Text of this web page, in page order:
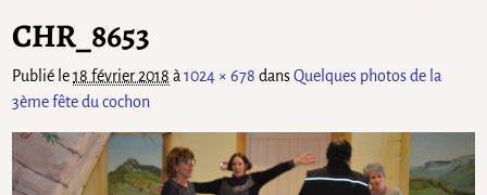
CHR_8653
Publié le18 février 2018 à1024 × 678 dansQuelques photos de la
3ème fête du cochon